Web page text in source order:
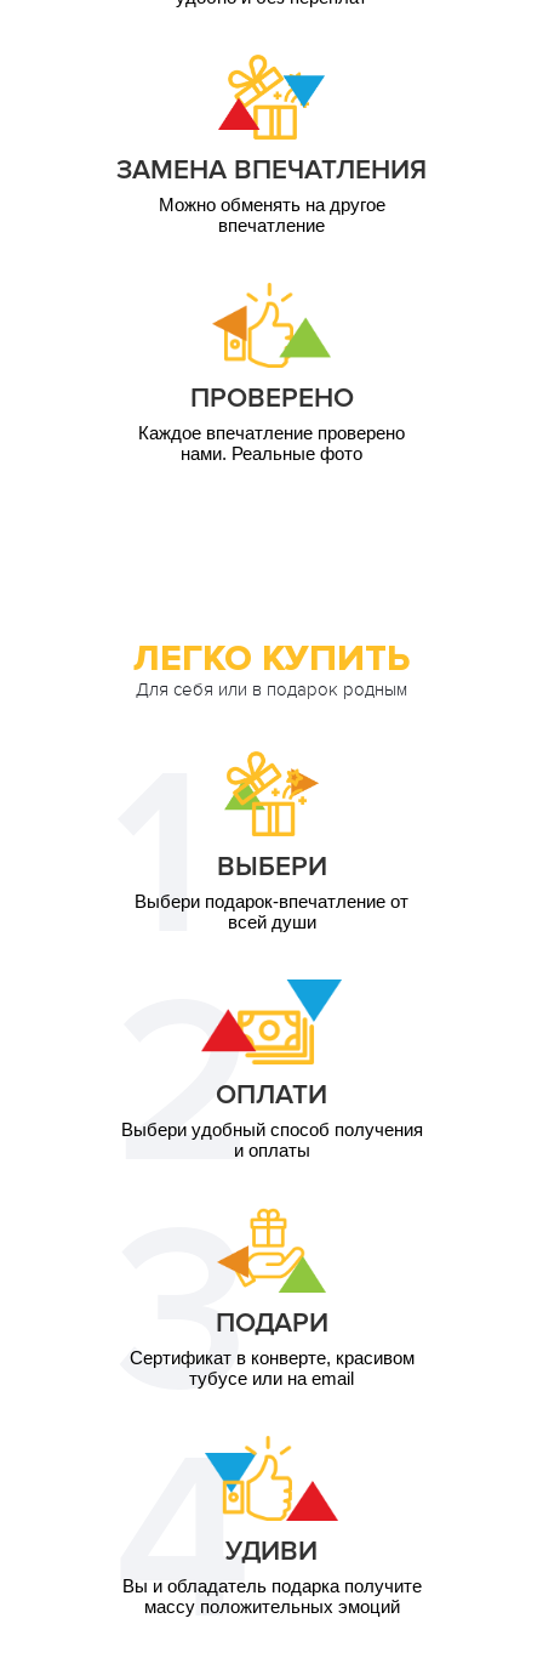
ЗАМЕНА ВПЕЧАТЛЕНИЯ
Можно обменять на другое
впечатление
ПРОВЕРЕНО
Каждое впечатление проверено
нами. Реальные фото
ЛЕГКО КУПИТЬ
Для себя или в подарок родным
ВЫБЕРИ
Выбери подарок-впечатление от
всей души
ОПЛАТИ
Выбери удобный способ получения
и оплаты
ПОДАРИ
Сертификат в конверте, красивом
тубусе или на email
УДИВИ
Вы и обладатель подарка получите
массу положительных эмоций